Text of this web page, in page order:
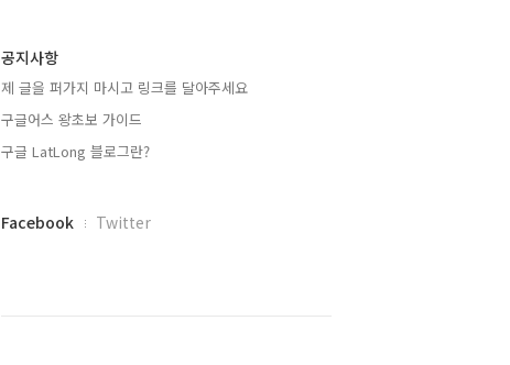
글
공지사항
제 글을 퍼가지 마시고 링크를 달아주세요
구글어스 왕초보 가이드
구글 LatLong 블로그란?
페
Facebook Twitter